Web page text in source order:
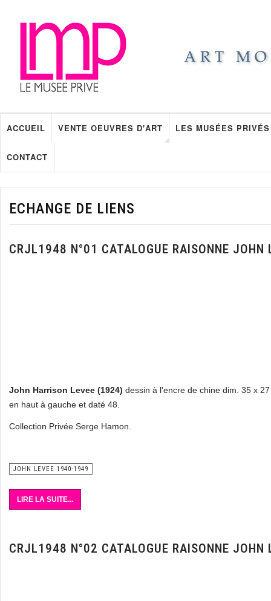
ACCUEIL VENTE OEUVRES D'ART LES MUSÉES PRIVÉS
CONTACT
ECHANGE DE LIENS
CRJL1948 N°01 CATALOGUE RAISONNE JOHN
John Harrison Levee (1924) dessin à l'encre de chine dim. 35 x
en haut à gauche et daté 48.
Collection Privée Serge Hamon.
JOHN LEVEE 1940-1949
LIRE LA SUITE...
CRJL1948 N°02 CATALOGUE RAISONNE JOHN